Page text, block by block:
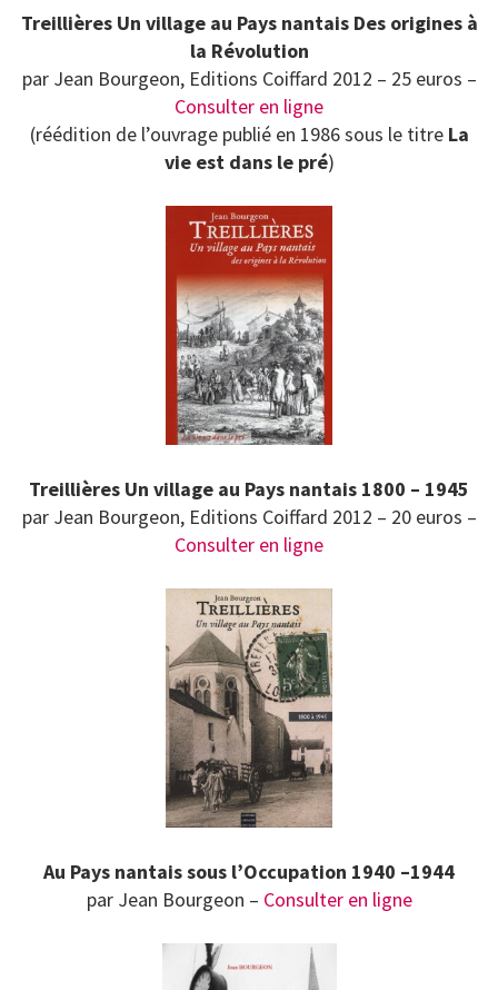
Treillières Un village au Pays nantais Des origines à
la Révolution
par Jean Bourgeon, Editions Coiffard 2012 – 25 euros –
Consulter en ligne
(réédition de l’ouvrage publié en 1986 sous le titre La
vie est dans le pré)
Treillières Un village au Pays nantais 1800 – 1945
par Jean Bourgeon, Editions Coiffard 2012 – 20 euros –
Consulter en ligne
Au Pays nantais sous l’Occupation 1940 –1944
par Jean Bourgeon – Consulter en ligne